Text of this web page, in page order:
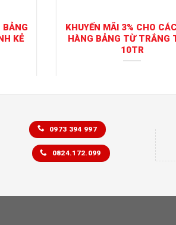
BẢNG
KẺ
KHUYẾN MÃI 3% CHO
HÀNG BẢNG TỪ TRẮNG
10TR
0973 394 997
0824.172.099